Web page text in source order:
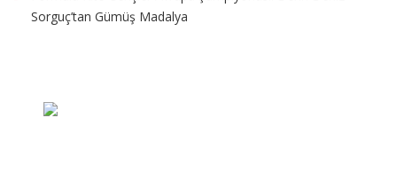
Sorguç’tan Gümüş Madalya